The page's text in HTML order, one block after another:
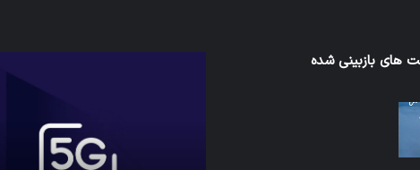
های بازبینی شده